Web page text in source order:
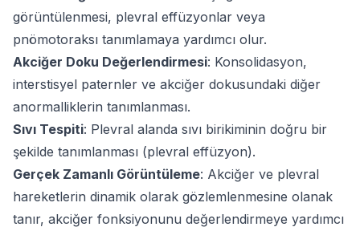
görüntülenmesi, plevral effüzyonlar veya
pnömotoraksı tanımlamaya yardımcı olur.
Akciğer Doku Değerlendirmesi: Konsolidasyon,
interstisyel paternler ve akciğer dokusundaki diğer
anormalliklerin tanımlanması.
Sıvı Tespiti: Plevral alanda sıvı birikiminin doğru bir
şekilde tanımlanması (plevral effüzyon).
Gerçek Zamanlı Görüntüleme: Akciğer ve plevral
hareketlerin dinamik olarak gözlemlenmesine olanak
tanır, akciğer fonksiyonunu değerlendirmeye yardımcı